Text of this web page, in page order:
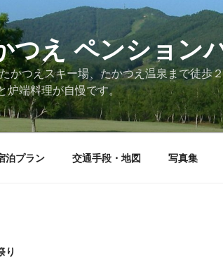
つえ ペンション
かつえスキー場、たかつえ温泉まで徒歩
炉端料理が自慢です。
泊プラン 交通手段・地図 写真集
り